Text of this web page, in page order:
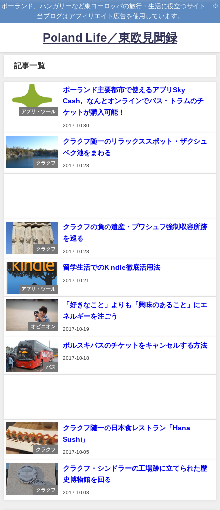
ポーランド、ハンガリーなど東ヨーロッパの旅行・生活に役立つサイト ※
当ブログはアフィリエイト広告を使用しています。
Poland Life／東欧見聞録
記事一覧
アプリ・ツール
ポーランド主要都市で使えるアプリSky
Cash。なんとオンラインでバス・トラムのチ
ケットが購入可能！
2017-10-30
クラクフ
クラクフ随一のリラックススポット・ザクシュ
ベク池をまわる
2017-10-28
クラクフ
クラクフの負の遺産・プワシュフ強制収容所跡
を巡る
2017-10-28
アプリ・ツール
留学生活でのKindle徹底活用法
2017-10-21
オピニオン
「好きなこと」よりも「興味のあること」にエ
ネルギーを注ごう
2017-10-19
バス
ポルスキバスのチケットをキャンセルする方法
2017-10-18
クラクフ
クラクフ随一の日本食レストラン「Hana
Sushi」
2017-10-05
クラクフ
クラクフ・シンドラーの工場跡に立てられた歴
史博物館を回る
2017-10-03